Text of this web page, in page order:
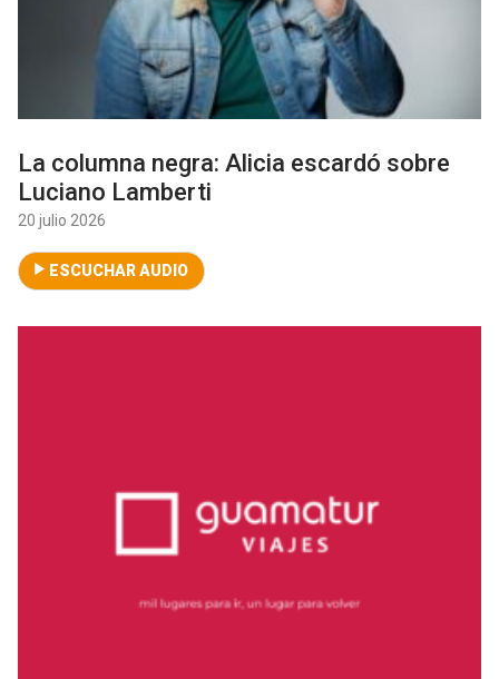
La columna negra: Alicia escardó sobre
Luciano Lamberti
20 julio 2026
ESCUCHAR AUDIO